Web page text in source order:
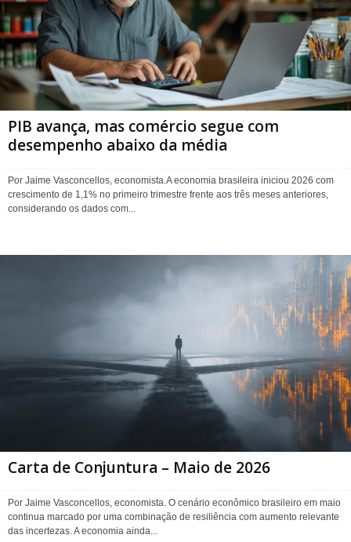
PIB avança, mas comércio segue com
desempenho abaixo da média
Por Jaime Vasconcellos, economista.A economia brasileira iniciou 2026 com
crescimento de 1,1% no primeiro trimestre frente aos três meses anteriores,
considerando os dados com...
Carta de Conjuntura – Maio de 2026
Por Jaime Vasconcellos, economista. O cenário econômico brasileiro em maio
continua marcado por uma combinação de resiliência com aumento relevante
das incertezas. A economia ainda...